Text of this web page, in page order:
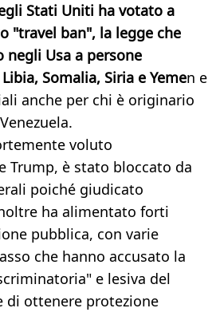
Stati Uniti ha votato a
"travel ban", la legge che
negli Usa a persone
Somalia, Siria e Yemen e
anche per chi è originario
voluto
Trump, è stato bloccato da
poiché giudicato
ha alimentato forti
pubblica, con varie
che hanno accusato la
e lesiva del
di ottenere protezione